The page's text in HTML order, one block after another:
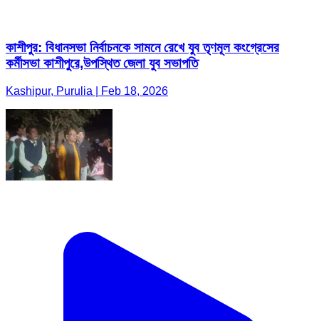
কাশীপুর: বিধানসভা নির্বাচনকে সামনে রেখে যুব তৃণমূল কংগ্রেসের
কর্মীসভা কাশীপুরে,উপস্থিত জেলা যুব সভাপতি
Kashipur, Purulia | Feb 18, 2026